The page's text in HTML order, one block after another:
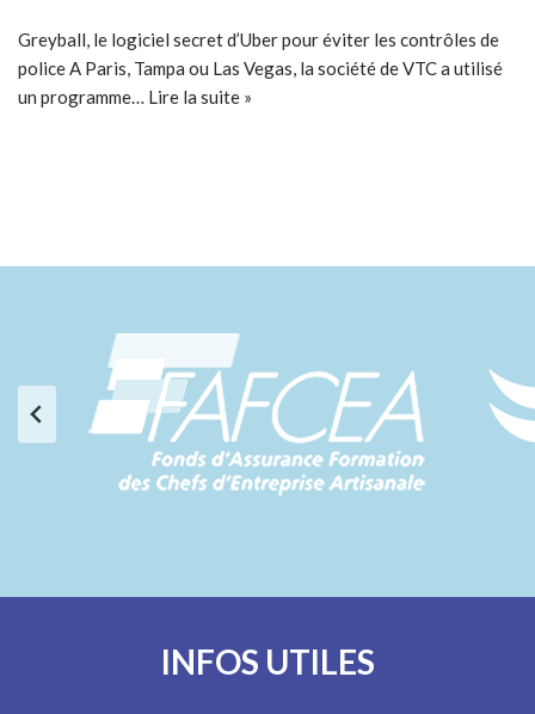
Greyball, le logiciel secret d’Uber pour éviter les contrôles de
police A Paris, Tampa ou Las Vegas, la société de VTC a utilisé
un programme… Lire la suite »
INFOS UTILES